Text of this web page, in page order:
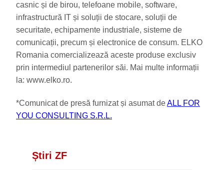
casnic și de birou, telefoane mobile, software,
infrastructură IT și soluții de stocare, soluții de
securitate, echipamente industriale, sisteme de
comunicații, precum și electronice de consum. ELKO
Romania comercializează aceste produse exclusiv
prin intermediul partenerilor săi. Mai multe informații
la: www.elko.ro.
*Comunicat de presă furnizat și asumat deALL FOR
YOU CONSULTING S.R.L.
Știri ZF